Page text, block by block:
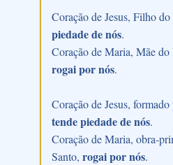
Coração de Jesus, Filho
piedade de nós.
Coração de Maria, Mãe
rogai por nós.
Coração de Jesus,
tende piedade de nós.
Coração de Maria, obra-
Santo, rogai por nós.